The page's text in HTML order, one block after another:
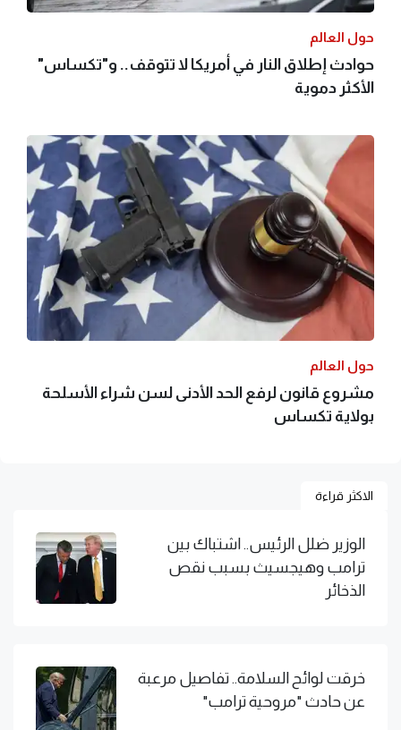
حول العالم
حوادث إطلاق النار في أمريكا لا تتوقف.. و"تكساس"
الأكثر دموية
حول العالم
مشروع قانون لرفع الحد الأدنى لسن شراء الأسلحة
بولاية تكساس
الاكثر قراءة
الوزير ضلل الرئيس.. اشتباك بين
ترامب وهيجسيث بسبب نقص
الذخائر
خرقت لوائح السلامة.. تفاصيل مرعبة
عن حادث "مروحية ترامب"